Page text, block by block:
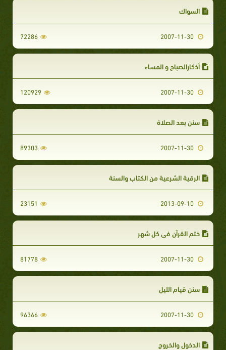
السواك
72286
أذكارالصباح و المساء
120929
سنن بعد الصلاة
89303
الرقية الشرعية من الكتاب والسنة
23151
ختم القرآن في كل شهر
81778
سنن قيام الليل
96366
الدخول والخروج